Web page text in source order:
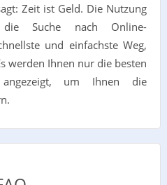
Zeit ist Geld. Die Nutzung
Suche nach Online-
und einfachste Weg,
werden Ihnen nur die besten
angezeigt, um Ihnen die